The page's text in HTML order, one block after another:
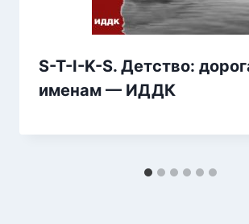
S-T-I-K-S. Детство:
именам — ИДДК